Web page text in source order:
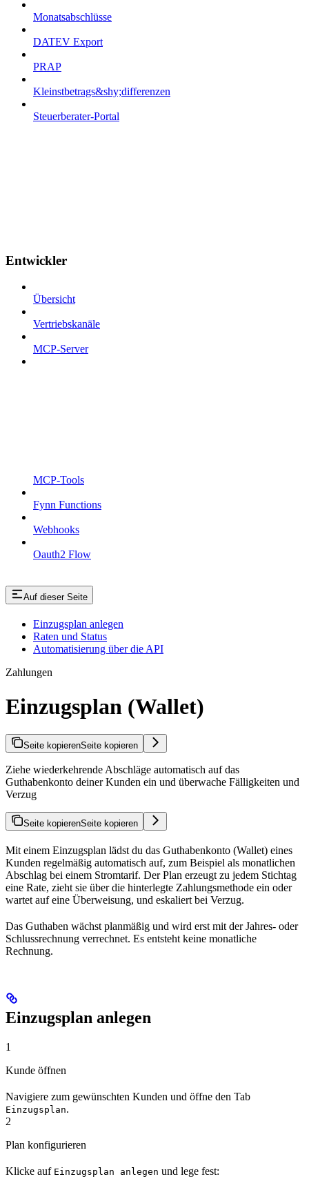
Monatsabschlüsse
DATEV Export
PRAP
Kleinstbetrags&shy;differenzen
Steuerberater-Portal
Entwickler
Übersicht
Vertriebskanäle
MCP-Server
MCP-Tools
Fynn Functions
Webhooks
Oauth2 Flow
Auf dieser Seite
Einzugsplan anlegen
Raten und Status
Automatisierung über die API
Zahlungen
Einzugsplan (Wallet)
Seite kopierenSeite kopieren
Ziehe wiederkehrende Abschläge automatisch auf das
Guthabenkonto deiner Kunden ein und überwache Fälligkeiten und
Verzug
Seite kopierenSeite kopieren
Mit einem Einzugsplan lädst du das Guthabenkonto (Wallet) eines
Kunden regelmäßig automatisch auf, zum Beispiel als monatlichen
Abschlag bei einem Stromtarif. Der Plan erzeugt zu jedem Stichtag
eine Rate, zieht sie über die hinterlegte Zahlungsmethode ein oder
wartet auf eine Überweisung, und eskaliert bei Verzug.
Das Guthaben wächst planmäßig und wird erst mit der Jahres- oder
Schlussrechnung verrechnet. Es entsteht keine monatliche
Rechnung.
Einzugsplan anlegen
1
Kunde öffnen
Navigiere zum gewünschten Kunden und öffne den Tab
Einzugsplan.
2
Plan konfigurieren
Klicke auf Einzugsplan anlegen und lege fest: